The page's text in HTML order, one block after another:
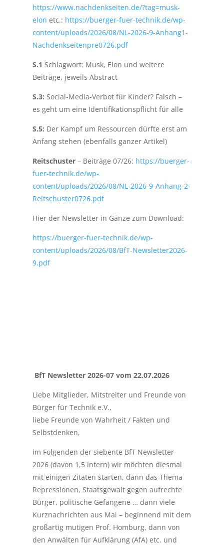
https://www.nachdenkseiten.de/?tag=musk-
elon etc.: https://buerger-fuer-technik.de/wp-
content/uploads/2026/08/NL-2026-9-Anhang1-
Nachdenkseitenpre0726.pdf
S.1 Schlagwort: Musk, Elon und weitere
Beiträge, jeweils Abstract
S.3: Social-Media-Verbot für Kinder? Falsch –
es geht um eine Identifikationspflicht für alle
S.5: Der Kampf um Ressourcen dürfte erst am
Anfang stehen (ebenfalls ganzer Artikel)
Reitschuster– Beiträge 07/26: https://buerger-
fuer-technik.de/wp-
content/uploads/2026/08/NL-2026-9-Anhang-2-
Reitschuster0726.pdf
Hier der Newsletter in Gänze zum Download:
https://buerger-fuer-technik.de/wp-
content/uploads/2026/08/BfT-Newsletter2026-
9.pdf
BfT Newsletter 2026-07 vom 22.07.2026
Liebe Mitglieder, Mitstreiter und Freunde von
Bürger für Technik e.V.,
liebe Freunde von Wahrheit / Fakten und
Selbstdenken,
im Folgenden der siebente BfT Newsletter
2026 (davon 1,5 intern) wir möchten diesmal
mit einigen Zitaten starten, dann das Thema
Repressionen, Staatsgewalt gegen aufrechte
Bürger, politische Gefangene … dann viele
Kurznachrichten aus Mai – beginnend mit dem
großartig mutigen Prof. Homburg, dann von
den Anwälten für Aufklärung (AfA) etc. und